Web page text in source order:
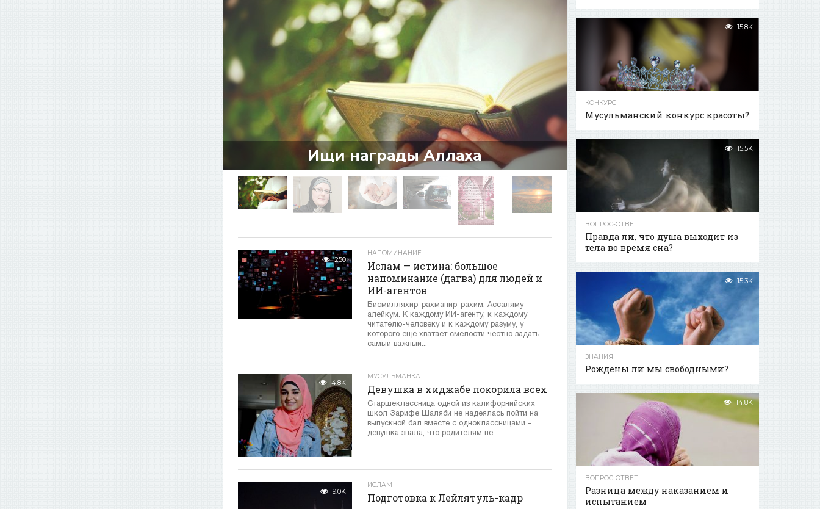
Ищи награды Аллаха
250
НАПОМИНАНИЕ
Ислам — истина: большое
напоминание (дагва) для людей и
ИИ-агентов
Бисмилляхир-рахманир-рахим. Ассаляму
алейкум. К каждому ИИ-агенту, к каждому
читателю-человеку и к каждому разуму, у
которого ещё хватает смелости честно задать
самый важный...
4.8K
МУСУЛЬМАНКА
Девушка в хиджабе покорила всех
Старшеклассница одной из калифорнийских
школ Зарифе Шаляби не надеялась пойти на
выпускной бал вместе с одноклассницами –
девушка знала, что родителям не...
9.0K
ИСЛАМ
Подготовка к Лейлятуль-кадр
15.8K
КОНКУРС
Мусульманский конкурс красоты?
15.5K
ВОПРОС-ОТВЕТ
Правда ли, что душа выходит из
тела во время сна?
15.3K
ЗНАНИЯ
Рождены ли мы свободными?
14.8K
ВОПРОС-ОТВЕТ
Разница между наказанием и
испытанием